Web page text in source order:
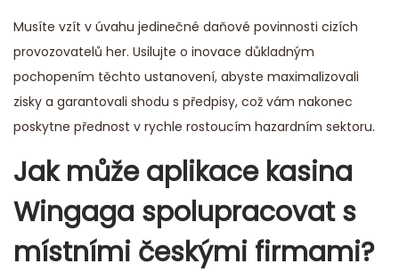
Musíte vzít v úvahu jedinečné daňové povinnosti cizích
provozovatelů her. Usilujte o inovace důkladným
pochopením těchto ustanovení, abyste maximalizovali
zisky a garantovali shodu s předpisy, což vám nakonec
poskytne přednost v rychle rostoucím hazardním sektoru.
Jak může aplikace kasina
Wingaga spolupracovat s
místními českými firmami?